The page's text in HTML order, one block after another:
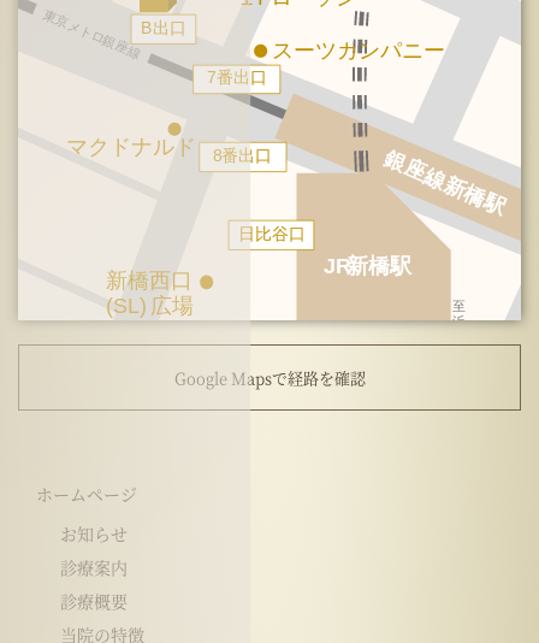
Google Mapsで経路を確認
ホームページ
お知らせ
診療案内
診療概要
当院の特徴